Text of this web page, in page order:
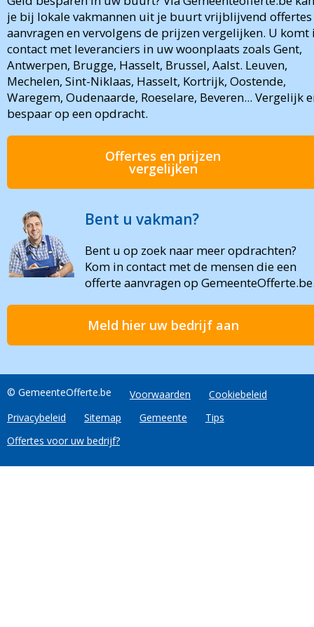
je bij lokale vakmannen uit je buurt vrijblijvend offertes
aanvragen en vervolgens de prijzen vergelijken. U komt
contact met leveranciers in uw woonplaats zoals Gent,
Antwerpen, Brugge, Hasselt, Brussel, Aalst. Leuven,
Mechelen, Sint-Niklaas, Hasselt, Kortrijk, Oostende,
Waregem, Oudenaarde, Roeselare, Beveren... Vergelijk
bespaar op een opdracht.
Offertes en prijzen
vergelijken
Bent u vakman?
Bent u op zoek naar meer opdrachten?
Kom in contact met de mensen die een
offerte aanvragen op
Meld hier uw bedrijf aan
© GemeenteOfferte.be Voorwaarden
Cookiebeleid
Privacybeleid
Sitemap Gemeente
Tips
Offertes voor uw bedrijf?